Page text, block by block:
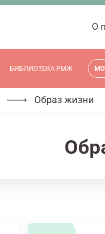
О
БИБЛИОТЕКА РМЖ
Образ жизни